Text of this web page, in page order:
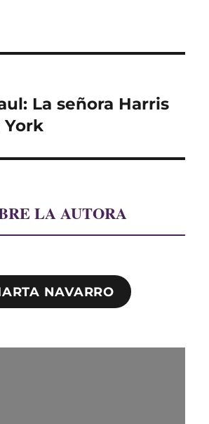
La señora Harris
York
LA AUTORA
NAVARRO